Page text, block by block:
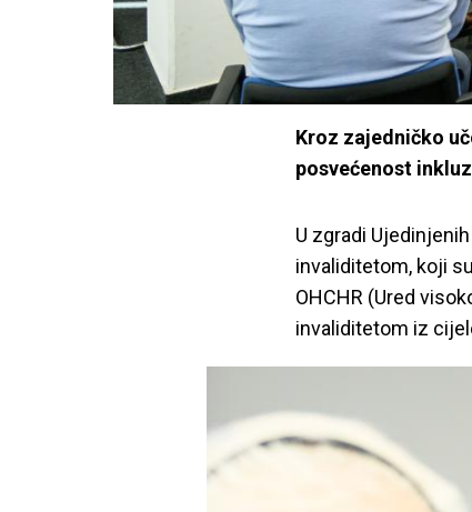
Kroz zajedničko
posvećenost
U zgradi
invaliditetom, koji
OHCHR (Ured
invaliditetom iz